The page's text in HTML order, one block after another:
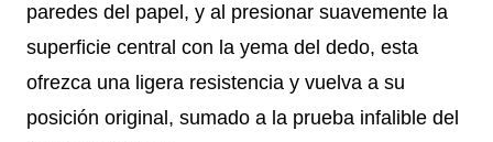
paredes del papel, y al presionar suavemente la
superficie central con la yema del dedo, esta
ofrezca una ligera resistencia y vuelva a su
posición original, sumado a la prueba infalible del